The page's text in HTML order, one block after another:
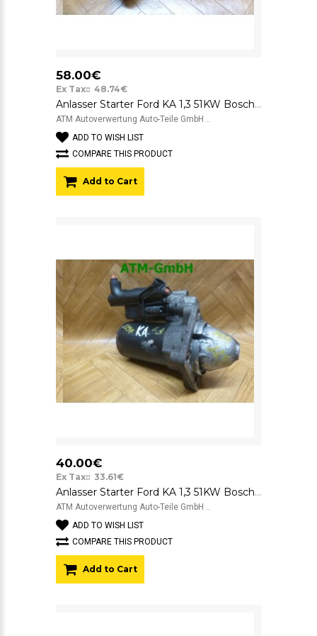
58.00€
Ex Tax:: 48.74€
Anlasser Starter Ford KA 1,3 51KW Bosch 10058321267
ATM Autoverwertung Auto-Teile GmbH ..
ADD TO WISH LIST
COMPARE THIS PRODUCT
Add to Cart
40.00€
Ex Tax:: 33.61€
Anlasser Starter Ford KA 1,3 51KW Bosch 12v 0001107418 2S6U11000DB
ATM Autoverwertung Auto-Teile GmbH ..
ADD TO WISH LIST
COMPARE THIS PRODUCT
Add to Cart